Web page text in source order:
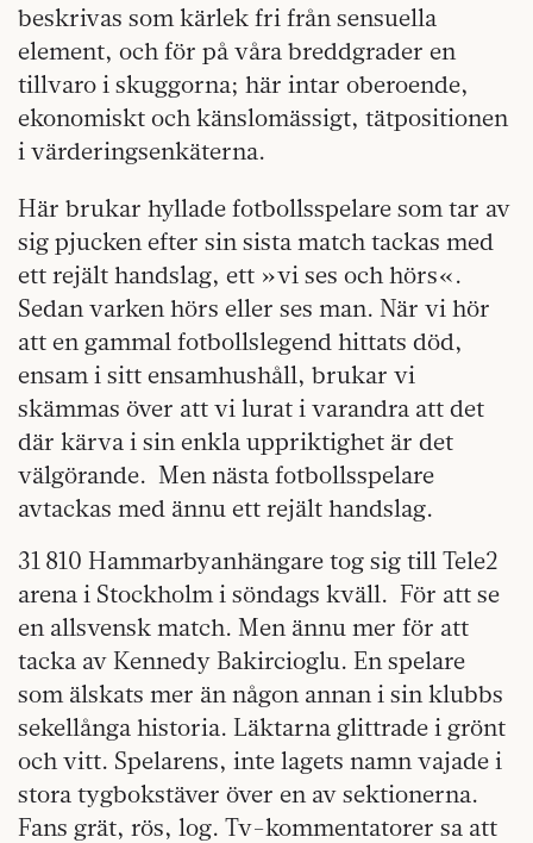
beskrivas som kärlek fri från sensuella
element, och för på våra breddgrader en
tillvaro i skuggorna; här intar oberoende,
ekonomiskt och känslomässigt, tätpositionen
i värderingsenkäterna.
Här brukar hyllade fotbollsspelare som tar av
sig pjucken efter sin sista match tackas med
ett rejält handslag, ett »vi ses och hörs«.
Sedan varken hörs eller ses man. När vi hör
att en gammal fotbollslegend hittats död,
ensam i sitt ensamhushåll, brukar vi
skämmas över att vi lurat i varandra att det
där kärva i sin enkla uppriktighet är det
välgörande. Men nästa fotbollsspelare
avtackas med ännu ett rejält handslag.
31 810 Hammarbyanhängare tog sig till Tele2
arena i Stockholm i söndags kväll. För att se
en allsvensk match. Men ännu mer för att
tacka av Kennedy Bakircioglu. En spelare
som älskats mer än någon annan i sin klubbs
sekellånga historia. Läktarna glittrade i grönt
och vitt. Spelarens, inte lagets namn vajade i
stora tygbokstäver över en av sektionerna.
Fans grät, rös, log. Tv-kommentatorer sa att